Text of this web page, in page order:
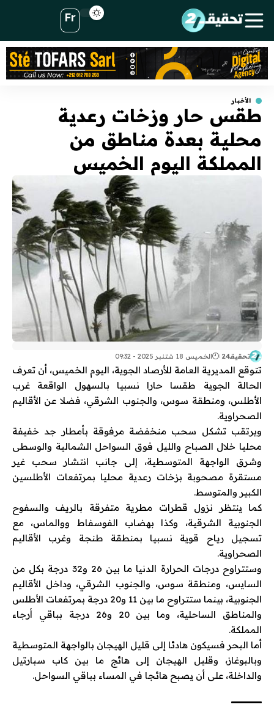
Fr
الأخبار
طقس حار وزخات رعدية
محلية بعدة مناطق من
المملكة اليوم الخميس
تحقيقـ24 الخميس 18 شتنبر 2025 - 09:32
تتوقع المديرية العامة للأرصاد الجوية، اليوم الخميس، أن تعرف
الحالة الجوية طقسا حارا نسبيا بالسهول الواقعة غرب
الأطلس، ومنطقة سوس، والجنوب الشرقي، فضلا عن الأقاليم
الصحراوية.
ويرتقب تشكل سحب منخفضة مرفوقة بأمطار جد خفيفة
محليا خلال الصباح والليل فوق السواحل الشمالية والوسطى
وشرق الواجهة المتوسطية، إلى جانب انتشار سحب غير
مستقرة مصحوبة بزخات رعدية محليا بمرتفعات الأطلسين
الكبير والمتوسط.
كما ينتظر نزول قطرات مطرية متفرقة بالريف والسفوح
الجنوبية الشرقية، وكذا بهضاب الفوسفاط ووالماس، مع
تسجيل رياح قوية نسبيا بمنطقة طنجة وغرب الأقاليم
الصحراوية.
وستتراوح درجات الحرارة الدنيا ما بين 26 و32 درجة بكل من
السايس، ومنطقة سوس، والجنوب الشرقي، وداخل الأقاليم
الجنوبية، بينما ستتراوح ما بين 11 و20 درجة بمرتفعات الأطلس
والمناطق الساحلية، وما بين 20 و26 درجة بباقي أرجاء
المملكة.
أما البحر فسيكون هادئا إلى قليل الهيجان بالواجهة المتوسطية
وبالبوغاز، وقليل الهيجان إلى هائج ما بين كاب سبارتيل
والداخلة، على أن يصبح هائجا في المساء بباقي السواحل.